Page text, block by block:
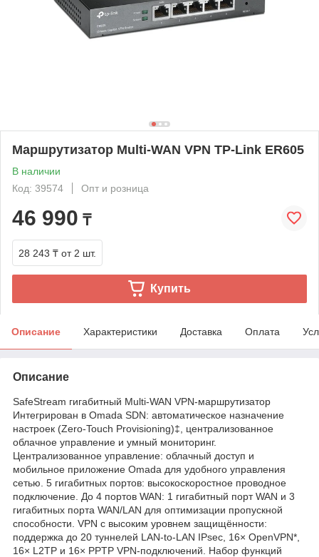
Маршрутизатор Multi-WAN VPN TP-Link ER605
В наличии
Код: 39574
Опт и розница
46 990 ₸
28 243 ₸ от 2 шт.
Купить
Описание Характеристики Доставка Оплата
Описание
SafeStream гигабитный Multi-WAN VPN‑маршрутизатор
Интегрирован в Omada SDN: автоматическое назначение
настроек (Zero-Touch Provisioning)‡, централизованное
облачное управление и умный мониторинг.
Централизованное управление: облачный доступ и
мобильное приложение Omada для удобного управления
сетью. 5 гигабитных портов: высокоскоростное проводное
подключение. До 4 портов WAN: 1 гигабитный порт WAN и 3
гигабитных порта WAN/LAN для оптимизации пропускной
способности. VPN с высоким уровнем защищённости:
поддержка до 20 туннелей LAN-to-LAN IPsec, 16× OpenVPN*,
16× L2TP и 16× PPTP VPN-подключений. Набор функций